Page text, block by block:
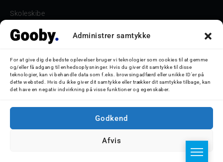
Administrer samtykke
For at give dig de bedste oplevelser bruger vi teknologier som cookies til at gemme
og/eller få adgang til enhedsoplysninger. Hvis du giver dit samtykke til disse
teknologier, kan vi behandle data som f.eks. browsingadfærd eller unikke ID'er på
dette websted. Hvis du ikke giver dit samtykke eller trækker dit samtykke tilbage, kan
det have en negativ indvirkning på visse funktioner og egenskaber.
Godkend
Afvis
Skoleskibe
Havne & Turbåde samt restaurantionsskibe
Bilskib
Storebæltsbroen